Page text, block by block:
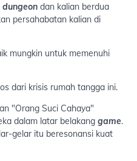
dungeon dan kalian berdua
persahabatan kalian di
mungkin untuk memenuhi
dari krisis rumah tangga ini.
"Orang Suci Cahaya"
dalam latar belakang game.
gelar itu beresonansi kuat